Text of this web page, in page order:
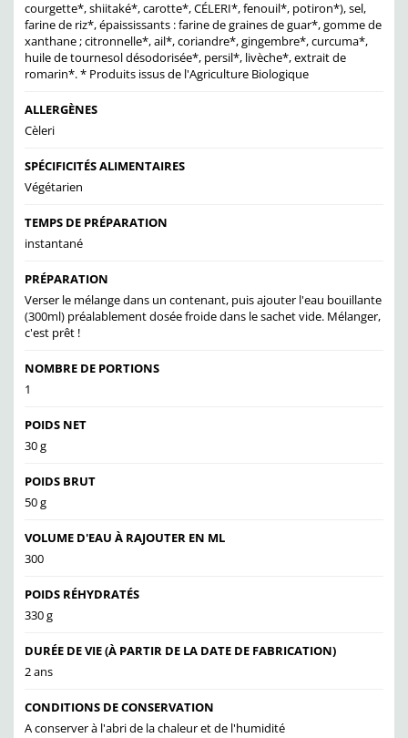
courgette*, shiitaké*, carotte*, CÉLERI*, fenouil*, potiron*), sel,
farine de riz*, épaississants : farine de graines de guar*, gomme de
xanthane ; citronnelle*, ail*, coriandre*, gingembre*, curcuma*,
huile de tournesol désodorisée*, persil*, livèche*, extrait de
romarin*. * Produits issus de l'Agriculture Biologique
ALLERGÈNES
Cèleri
SPÉCIFICITÉS ALIMENTAIRES
Végétarien
TEMPS DE PRÉPARATION
instantané
PRÉPARATION
Verser le mélange dans un contenant, puis ajouter l'eau bouillante
(300ml) préalablement dosée froide dans le sachet vide. Mélanger,
c'est prêt !
NOMBRE DE PORTIONS
1
POIDS NET
30 g
POIDS BRUT
50 g
VOLUME D'EAU À RAJOUTER EN ML
300
POIDS RÉHYDRATÉS
330 g
DURÉE DE VIE (À PARTIR DE LA DATE DE FABRICATION)
2 ans
CONDITIONS DE CONSERVATION
A conserver à l'abri de la chaleur et de l'humidité